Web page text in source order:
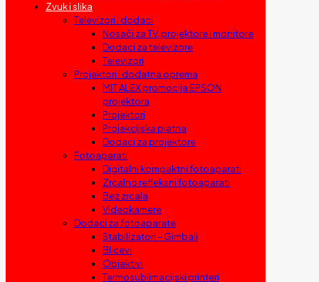
Zvuk i slika
Televizori i dodaci
Nosači za TV, projektore i monitore
Dodaci za televizore
Televizori
Projektori i dodatna oprema
MIT ALEX promocija EPSON
projektora
Projektori
Projekcijska platna
Dodaci za projektore
Fotoaparati
Digitalni kompaktni fotoaparati
Zrcalno refleksni fotoaparati
Bez zrcala
Videokamere
Dodaci za fotoaparate
Stabilizatori – Gimbali
Blicevi
Objektivi
Termosublimacijski printeri